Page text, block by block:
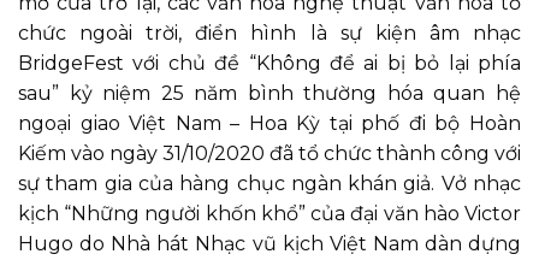
chức ngoài trời, điển hình là sự kiện âm nhạc
BridgeFest với chủ đề “Không để ai bị bỏ lại phía
sau” kỷ niệm 25 năm bình thường hóa quan hệ
ngoại giao Việt Nam – Hoa Kỳ tại phố đi bộ Hoàn
Kiếm vào ngày 31/10/2020 đã tổ chức thành công với
sự tham gia của hàng chục ngàn khán giả. Vở nhạc
kịch “Những người khốn khổ” của đại văn hào Victor
Hugo do Nhà hát Nhạc vũ kịch Việt Nam dàn dựng